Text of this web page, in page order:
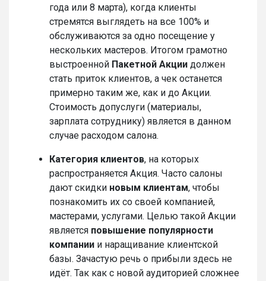
года или 8 марта), когда клиенты
стремятся выглядеть на все 100% и
обслуживаются за одно посещение у
нескольких мастеров. Итогом грамотно
выстроенной Пакетной Акции должен
стать приток клиентов, а чек останется
примерно таким же, как и до Акции.
Стоимость допуслуги (материалы,
зарплата сотруднику) является в данном
случае расходом салона.
Категория клиентов, на которых
распространяется Акция. Часто салоны
дают скидки новым клиентам, чтобы
познакомить их со своей компанией,
мастерами, услугами. Целью такой Акции
является повышение популярности
компании и наращивание клиентской
базы. Зачастую речь о прибыли здесь не
идёт. Так как с новой аудиторией сложнее